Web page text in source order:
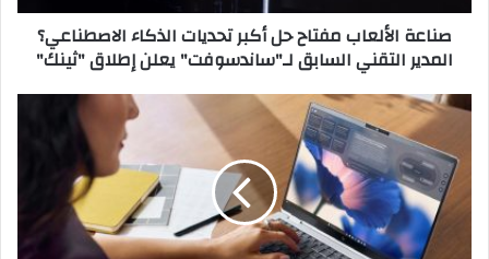
المدير
التقني
السابق
يعلن
"ثينك"
صناعة الألعاب مفتاح حل أكبر تحديات الذكاء الاصطناعي؟
المدير التقني السابق لـ"ساندسوفت" يعلن إطلاق "ثينك"
HP
خلال
HP
Imagine
2026